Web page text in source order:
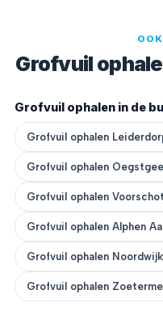
Grofvuil
Grofvuil ophalen in de
Grofvuil ophalen
Grofvuil ophalen
Grofvuil ophalen
Grofvuil ophalen Alphen
Grofvuil ophalen Noordwijk
Grofvuil ophalen